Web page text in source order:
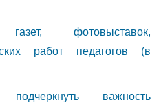
газет, фотовыставок,
работ педагогов (в
важность